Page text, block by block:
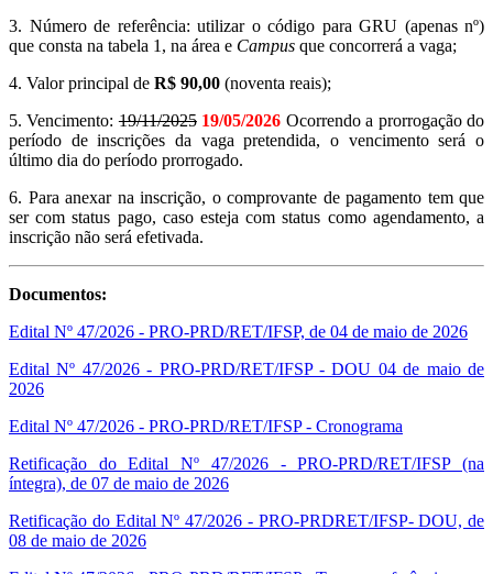
3. Número de referência: utilizar o código para GRU (apenas nº)
que consta na tabela 1, na área e Campus que concorrerá a vaga;
4. Valor principal de R$ 90,00 (noventa reais);
5. Vencimento:19/11/2025 19/05/2026 Ocorrendo a prorrogação do
período de inscrições da vaga pretendida, o vencimento será o
último dia do período prorrogado.
6. Para anexar na inscrição, o comprovante de pagamento tem que
ser com status pago, caso esteja com status como agendamento, a
inscrição não será efetivada.
Documentos:
Edital Nº 47/2026 - PRO-PRD/RET/IFSP, de 04 de maio de 2026
Edital Nº 47/2026 - PRO-PRD/RET/IFSP - DOU 04 de maio de
2026
Edital Nº 47/2026 - PRO-PRD/RET/IFSP - Cronograma
Retificação do Edital Nº 47/2026 - PRO-PRD/RET/IFSP (na
íntegra), de 07 de maio de 2026
Retificação do Edital Nº 47/2026 - PRO-PRDRET/IFSP- DOU, de
08 de maio de 2026